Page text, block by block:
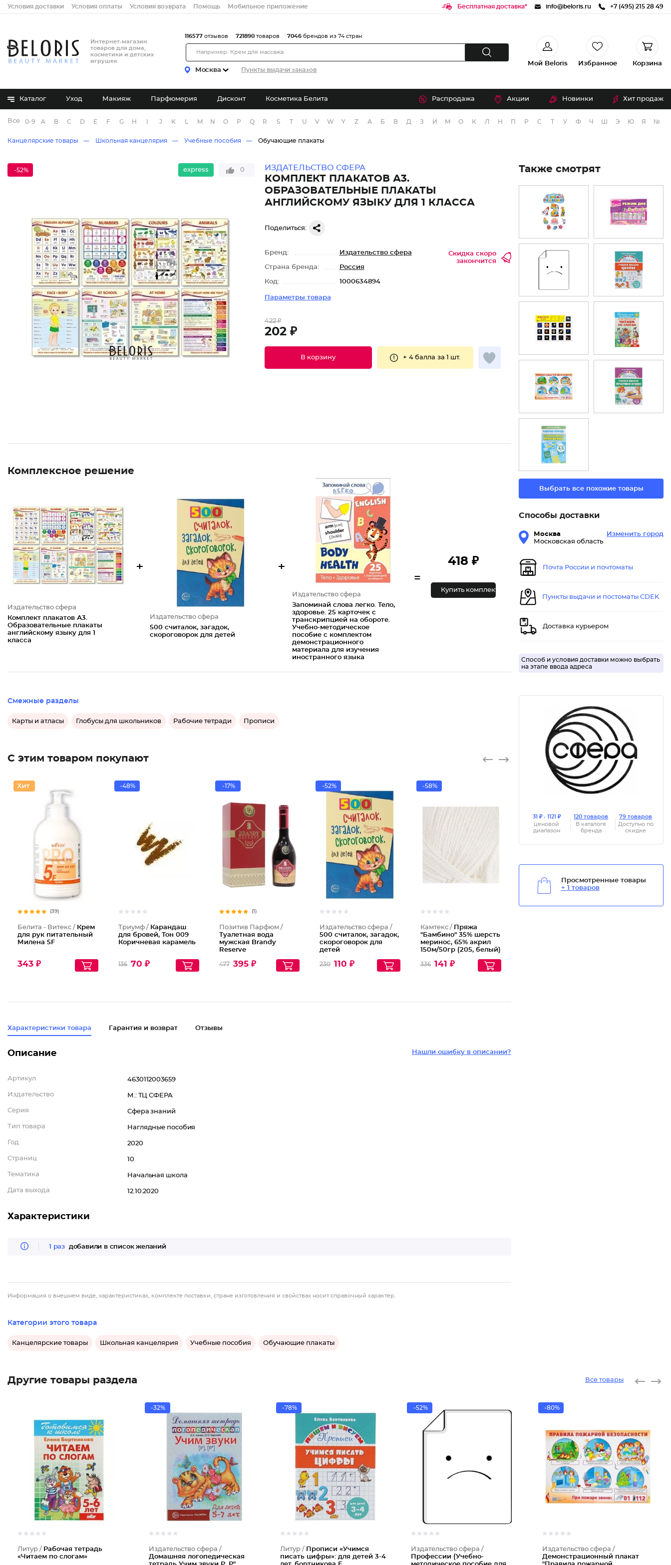
Условия доставки Условия оплаты Условия возврата Помощь Мобильное приложение Бесплатная доставка* info@beloris.ru +7 (495) 215 28 49
Интернет-магазин
товаров для дома,
косметики и детских
игрушек
Москва Пункты выдачи заказов
116577 отзывов 721890 товаров 7046 брендов из 74 стран
Мой Beloris Избранное Корзина
Каталог Уход Макияж Парфюмерия Дисконт Косметика Белита Распродажа Акции Новинки Хит продаж
Все бренды
0-9 A B C D E F G H J K M N O P Q R S T U V W Y Z А Б В Д З И М О К Л Н П Р С Т У Ф Ч Э Ю Я №
Канцелярские товары Школьная канцелярия Учебные пособия Обучающие плакаты
-52% express 0 ИЗДАТЕЛЬСТВО СФЕРА
КОМПЛЕКТ ПЛАКАТОВ А3.
ОБРАЗОВАТЕЛЬНЫЕ ПЛАКАТЫ
АНГЛИЙСКОМУ ЯЗЫКУ ДЛЯ 1 КЛАССА
Поделиться:
Бренд: Издательство сфера
Страна бренда: Россия
Код: 1000634894
Скидка скоро
закончится
Параметры товара
422 ₽
202 ₽
В корзину + 4 балла за 1 шт.
Комплексное решение
Издательство сфера
Комплект плакатов А3.
Образовательные плакаты
английскому языку для 1
класса
+
Издательство сфера
500 считалок, загадок,
скороговорок для детей
+
Издательство сфера
Запоминай слова легко. Тело,
здоровье. 25 карточек с
транскрипцией на обороте.
Учебно-методическое
пособие с комплектом
демонстрационного
материала для изучения
иностранного языка
=
418 ₽
Купить комплект
Смежные разделы
Карты и атласы Глобусы для школьников Рабочие тетради Прописи
С этим товаром покупают
(39)
Белита - Витекс / Крем
для рук питательный
Милена 5F
343 ₽
-48%
Триумф / Карандаш
для бровей, Тон 009
Коричневая карамель
136 70 ₽
-17%
(1)
Позитив Парфюм /
Туалетная вода
мужская Brandy
Reserve
477 395 ₽
-52%
Издательство сфера /
500 считалок, загадок,
скороговорок для
детей
230 110 ₽
-58%
Камтекс / Пряжа
"Бамбино" 35% шерсть
меринос, 65% акрил
150м/50гр (205, белый)
336 141 ₽
Характеристики товара Гарантия и возврат Отзывы
Нашли ошибку в описании?
Описание
Артикул 4630112003659
Издательство М.: ТЦ СФЕРА
Серия Сфера знаний
Тип товара Наглядные пособия
Год 2020
Страниц 10
Тематика Начальная школа
Дата выхода 12.10.2020
Характеристики
1 раз добавили в список желаний
Информация о внешнем виде, характеристиках, комплекте поставки, стране изготовления и свойствах носит справочный характер.
Также смотрят
Выбрать все похожие товары
Способы доставки
Москва
Московская область
Изменить город
Почта России и почтоматы
Пункты выдачи и постоматы CDEK
Доставка курьером
Способ и условия доставки можно выбрать
на этапе ввода адреса
31 ₽ - 1121 ₽
ценовой
диапазон
120 товаров
В каталоге
бренда
79 товаров
Доступно по
скидке
Просмотренные товары
+ 1 товаров
Категории этого товара
Канцелярские товары Школьная канцелярия Учебные пособия Обучающие плакаты
Другие товары раздела Все товары
Литур / Рабочая тетрадь
«Читаем по слогам»
-32%
Издательство сфера /
Домашняя логопедическая
-78%
Литур / Прописи «Учимся
писать цифры»: для детей 3-4
-52%
Издательство сфера /
Профессии (Учебно-
-80%
Издательство сфера /
Демонстрационный плакат